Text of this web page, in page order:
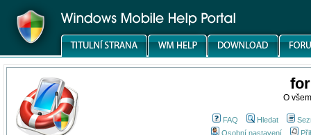
O
FAQ Hledat
Osobní nastavení